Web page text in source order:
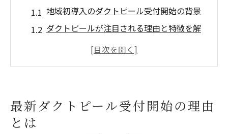
地域初導入のダクトピール受付開始の背景
ダクトピールが注目される理由と特徴を解
ダクトピール導入で広がる肌管理の選択肢
ダクトピールがもたらす新時代の肌体験
最新ダクトピール受付開始の理由
とは